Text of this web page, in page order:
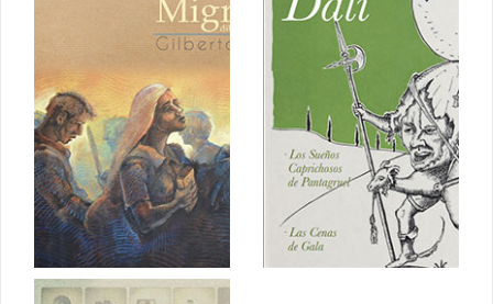
Migrantes,
dibujos en
gran formato
Agosto 2015
Gala, y Los
Sueños
Caprichosos
de Pantagruel
Junio 2015